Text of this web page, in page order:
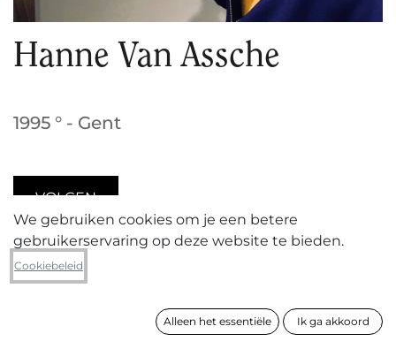
Hanne Van Assche
1995 ° - Gent
VOLGEN
Hanne Van Assche (°1995, woont en werkt in
fotografie aan KASK in Gent. Haar werk richt zich op
sociale onderwerpen, met een documentaire
We gebruiken cookies om je een betere
gebruikerservaring op deze website te bieden.
Cookiebeleid
Alleen het essentiële Ik ga akkoord